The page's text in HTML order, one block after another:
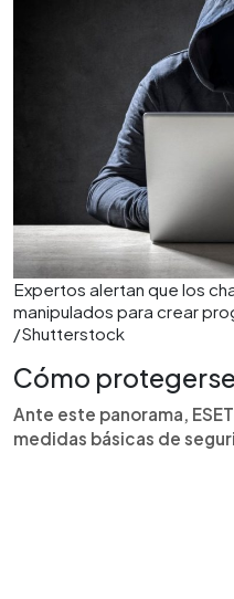
Expertos alertan que los
manipulados para crear
/Shutterstock
Cómo protegerse
Ante este panorama,
medidas básicas de